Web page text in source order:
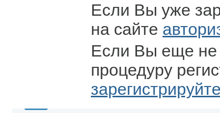
Если Вы уже
на сайте
Если Вы еще не
процедуру